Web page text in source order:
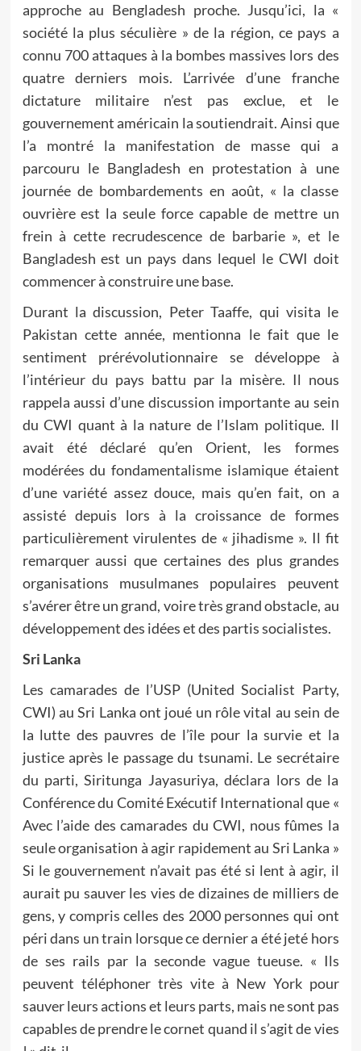
approche au Bengladesh proche. Jusqu’ici, la «
société la plus séculière » de la région, ce pays a
connu 700 attaques à la bombes massives lors des
quatre derniers mois. L’arrivée d’une franche
dictature militaire n’est pas exclue, et le
gouvernement américain la soutiendrait. Ainsi que
l’a montré la manifestation de masse qui a
parcouru le Bangladesh en protestation à une
journée de bombardements en août, « la classe
ouvrière est la seule force capable de mettre un
frein à cette recrudescence de barbarie », et le
Bangladesh est un pays dans lequel le CWI doit
commencer à construire une base.
Durant la discussion, Peter Taaffe, qui visita le
Pakistan cette année, mentionna le fait que le
sentiment prérévolutionnaire se développe à
l’intérieur du pays battu par la misère. Il nous
rappela aussi d’une discussion importante au sein
du CWI quant à la nature de l’Islam politique. Il
avait été déclaré qu’en Orient, les formes
modérées du fondamentalisme islamique étaient
d’une variété assez douce, mais qu’en fait, on a
assisté depuis lors à la croissance de formes
particulièrement virulentes de « jihadisme ». Il fit
remarquer aussi que certaines des plus grandes
organisations musulmanes populaires peuvent
s’avérer être un grand, voire très grand obstacle, au
développement des idées et des partis socialistes.
Sri Lanka
Les camarades de l’USP (United Socialist Party,
CWI) au Sri Lanka ont joué un rôle vital au sein de
la lutte des pauvres de l’île pour la survie et la
justice après le passage du tsunami. Le secrétaire
du parti, Siritunga Jayasuriya, déclara lors de la
Conférence du Comité Exécutif International que «
Avec l’aide des camarades du CWI, nous fûmes la
seule organisation à agir rapidement au Sri Lanka »
Si le gouvernement n’avait pas été si lent à agir, il
aurait pu sauver les vies de dizaines de milliers de
gens, y compris celles des 2000 personnes qui ont
péri dans un train lorsque ce dernier a été jeté hors
de ses rails par la seconde vague tueuse. « Ils
peuvent téléphoner très vite à New York pour
sauver leurs actions et leurs parts, mais ne sont pas
capables de prendre le cornet quand il s’agit de vies